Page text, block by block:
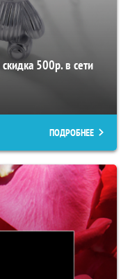
500р. в сети
ПОДРОБНЕЕ